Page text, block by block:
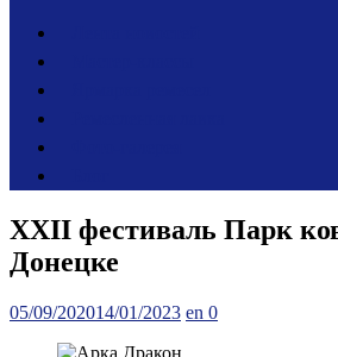
XXII фестиваль Парк
Донецке
Posted
05/09/202014/01/2023Author
en 0